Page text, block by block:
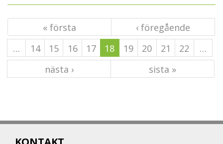
« första
‹ föregående
…
14 15 16 17 18 19 20 21 22
…
nästa ›
sista »